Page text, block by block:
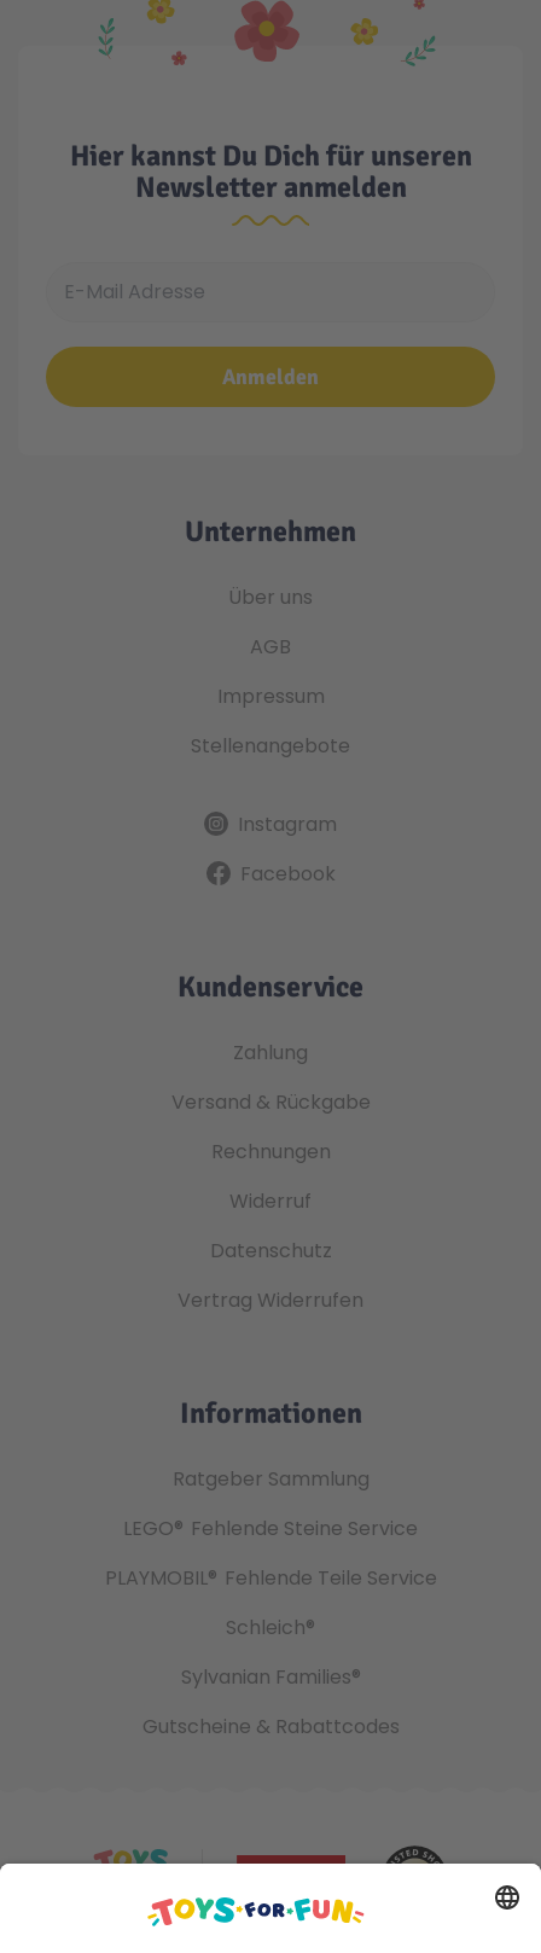
Hier kannst Du Dich für unseren
Newsletter anmelden
Anmelden
Unternehmen
Über uns
AGB
Impressum
Stellenangebote
Instagram
Facebook
Kundenservice
Zahlung
Versand & Rückgabe
Rechnungen
Widerruf
Datenschutz
Vertrag Widerrufen
Informationen
Ratgeber Sammlung
LEGO® Fehlende Steine Service
PLAYMOBIL® Fehlende Teile Service
Schleich®
Sylvanian Families®
Gutscheine & Rabattcodes